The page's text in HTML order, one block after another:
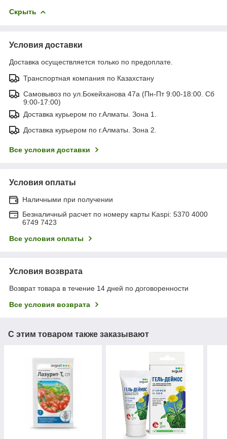
Скрыть
Условия доставки
Доставка осуществляется только по предоплате.
Транспортная компания по Казахстану
Самовывоз по ул.Бокейханова 47а (Пн-Пт 9:00-18:00. Сб
9:00-17:00)
Доставка курьером по г.Алматы. Зона 1.
Доставка курьером по г.Алматы. Зона 2.
Все условия доставки
Условия оплаты
Наличными при получении
Безналичный расчет по номеру карты Kaspi: 5370 4000
6749 7423
Все условия оплаты
Условия возврата
Возврат товара в течение 14 дней по договоренности
Все условия возврата
С этим товаром также заказывают